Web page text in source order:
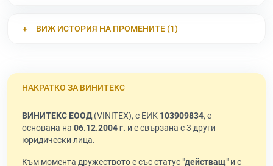
ВИЖ ИСТОРИЯ НА ПРОМЕНИТЕ (1)
НАКРАТКО ЗА ВИНИТЕКС
ВИНИТЕКС ЕООД(VINITEX), с ЕИК 103909834, е
основана на 06.12.2004 г. и е свързана с 3 други
юридически лица.
Към момента дружеството е със статус "действащ" и с